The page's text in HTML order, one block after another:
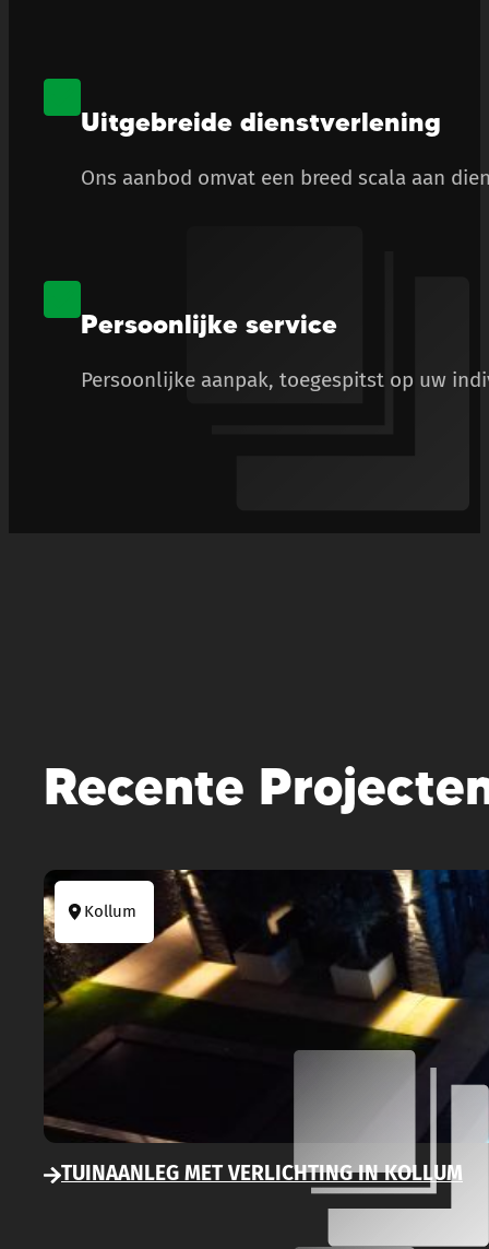
Uitgebreide dienstverlening
Ons aanbod omvat een breed scala aan
Persoonlijke service
Persoonlijke aanpak, toegespitst op uw
Recente
Kollum
TUINAANLEG MET VERLICHTING IN KOLLUM